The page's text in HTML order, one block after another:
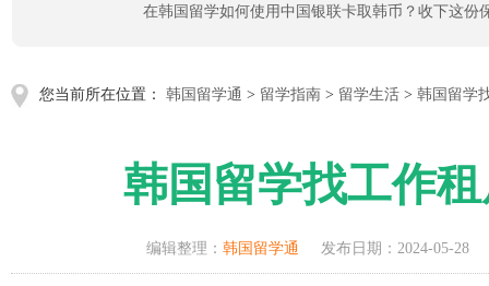
在韩国留学如何使用中国银联卡取韩币？收下这份
您当前所在位置： 韩国留学通 > 留学指南 > 留学生活 > 韩国留学
韩国留学找工作
编辑整理： 韩国留学通 发布日期：2024-05-28